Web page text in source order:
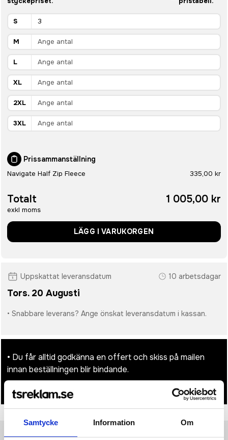
Samtycke Information Om
S
M
L
XL
2XL
3XL
Prissammanställning
Navigate Half Zip Fleece 335,00 kr
Totalt
exkl moms
1 005,00 kr
LÄGG I VARUKORGEN
Uppskattat leveransdatum 10 arbetsdagar
Tors. 20 Augusti
• Snabbare leverans? Ange önskat leveransdatum i kassan.
• Du får alltid godkänna en offert och skiss på mailen
innan beställningen blir bindande.